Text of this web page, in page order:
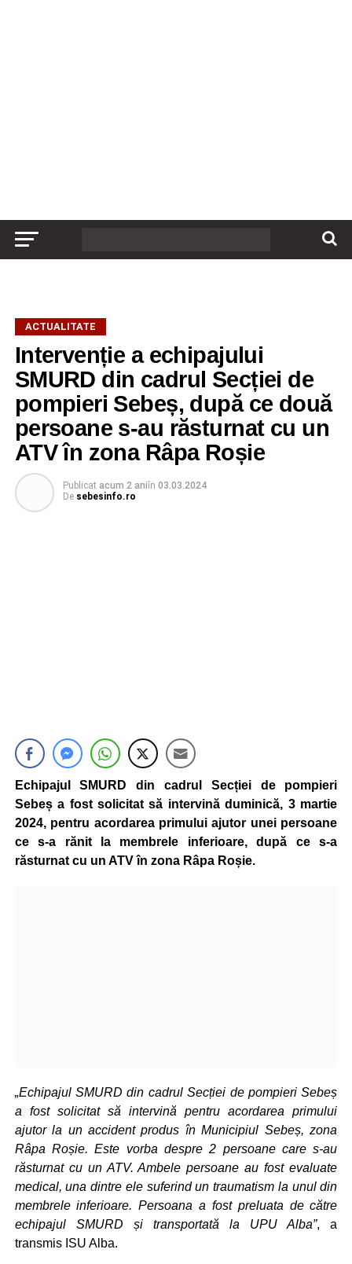
ACTUALITATE
Intervenție a echipajului
SMURD din cadrul Secției de
pompieri Sebeș, după ce două
persoane s-au răsturnat cu un
ATV în zona Râpa Roșie
Publicat acum 2 aniîn 03.03.2024
De sebesinfo.ro
Echipajul SMURD din cadrul Secției de pompieri
Sebeș a fost solicitat să intervină duminică, 3 martie
2024, pentru acordarea primului ajutor unei persoane
ce s-a rănit la membrele inferioare, după ce s-a
răsturnat cu un ATV în zona Râpa Roșie.
„Echipajul SMURD din cadrul Secției de pompieri Sebeș
a fost solicitat să intervină pentru acordarea primului
ajutor la un accident produs în Municipiul Sebeș, zona
Râpa Roșie. Este vorba despre 2 persoane care s-au
răsturnat cu un ATV. Ambele persoane au fost evaluate
medical, una dintre ele suferind un traumatism la unul din
membrele inferioare. Persoana a fost preluata de către
echipajul SMURD și transportată la UPU Alba”, a
transmis ISU Alba.